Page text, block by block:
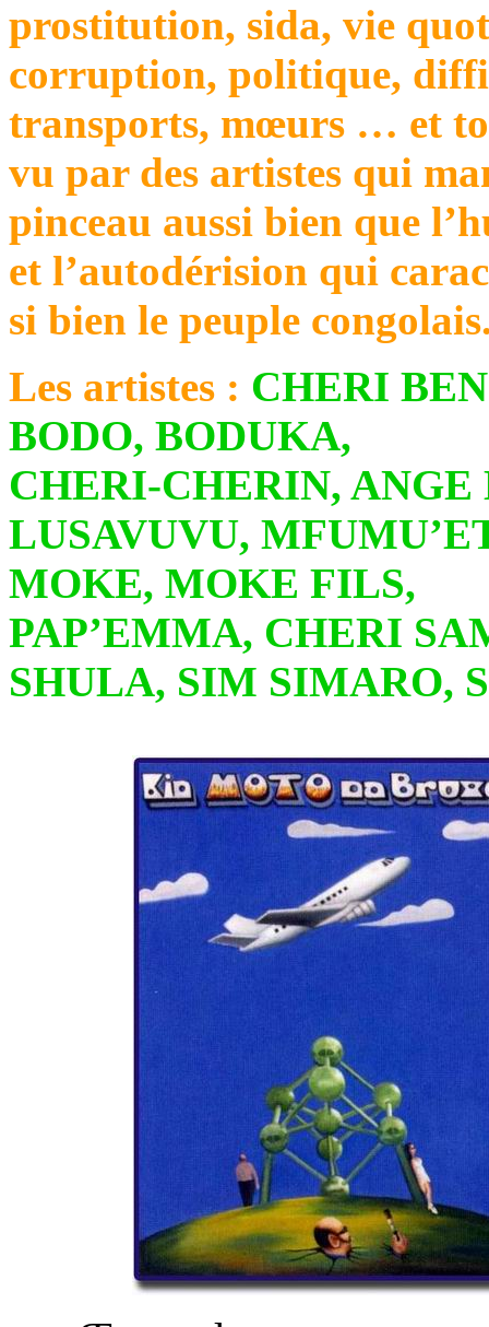
prostitution, sida, vie
corruption, politique,
transports, mœurs … et
vu par des artistes qui
pinceau aussi bien que
et l’autodérision qui
si bien le peuple
Les artistes : CHERI
BODO, BODUKA,
CHERI-CHERIN,
LUSAVUVU,
MOKE, MOKE FILS,
PAP’EMMA, CHERI
SHULA, SIM SIMARO,